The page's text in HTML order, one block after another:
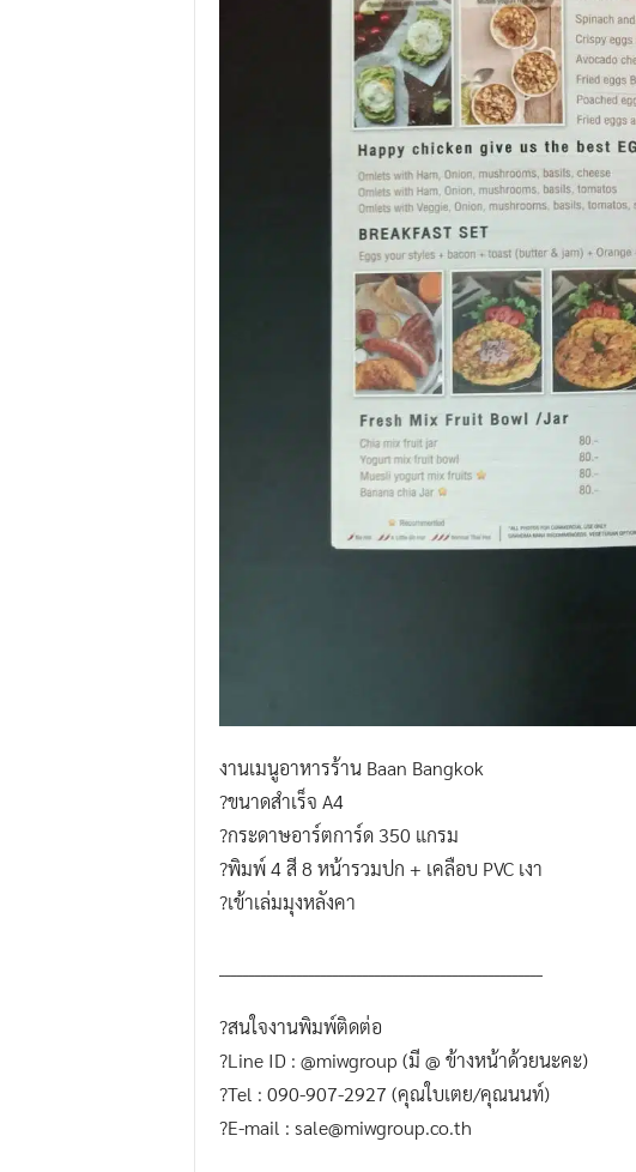
งานเมนูอาหารร้าน Baan Bangkok
?ขนาดสำเร็จ A4
?กระดาษอาร์ตการ์ด 350 แกรม
?พิมพ์ 4 สี 8 หน้ารวมปก + เคลือบ PVC เงา
?เข้าเล่มมุงหลังคา
?สนใจงานพิมพ์ติดต่อ
?Line ID : @miwgroup (มี @ ข้างหน้าด้วยนะคะ)
?Tel : 090-907-2927 (คุณใบเตย/คุณนนท์)
?E-mail : sale@miwgroup.co.th